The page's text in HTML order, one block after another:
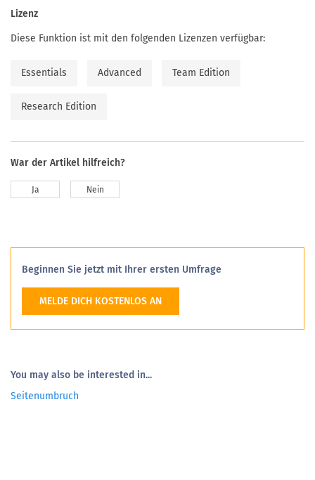
Lizenz
Diese Funktion ist mit den folgenden Lizenzen verfügbar:
Essentials Advanced Team Edition
Research Edition
War der Artikel hilfreich?
Ja Nein
Beginnen Sie jetzt mit Ihrer ersten Umfrage
MELDE DICH KOSTENLOS AN
You may also be interested in...
Seitenumbruch